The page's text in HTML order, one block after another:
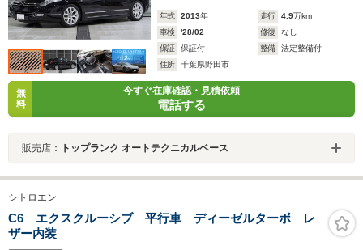
年式 2013年 走行 4.9万km
車検
'28/02 修復
なし
保証
保証付 整備
法定整備付
住所
千葉県野田市
無
料
今すぐ在庫確認・見積依頼
電話する
販売店： トップランク オートテクニカルベース
シトロエン
C6 エクスクルーシブ 平行車 ディーゼルターボ レ
ザー内装